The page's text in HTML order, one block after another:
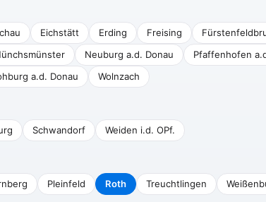
Eichstätt Erding Freising
Neuburg a.d. Donau Pfaffenhofen
a.d. Donau Wolnzach
Schwandorf Weiden i.d. OPf.
Pleinfeld Roth Treuchtlingen